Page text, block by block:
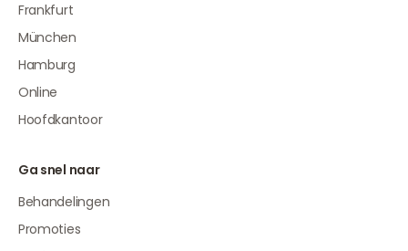
Frankfurt
München
Hamburg
Online
Hoofdkantoor
Ga snel naar
Behandelingen
Promoties